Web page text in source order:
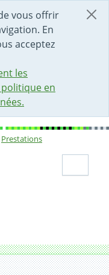
vous offrir
En
acceptez
les
en
Prestations